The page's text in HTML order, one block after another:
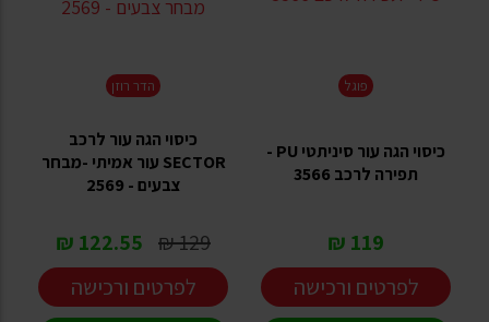
פוגל
כיסוי הגה עור סיניתטי PU -
תפירה לרכב 3566
119 ₪
לפרטים ורכישה
הדר רוזן
כיסוי הגה עור לרכב
SECTOR עור אמיתי -מבחר
צבעים - 2569
129 ₪
122.55 ₪
לפרטים ורכישה